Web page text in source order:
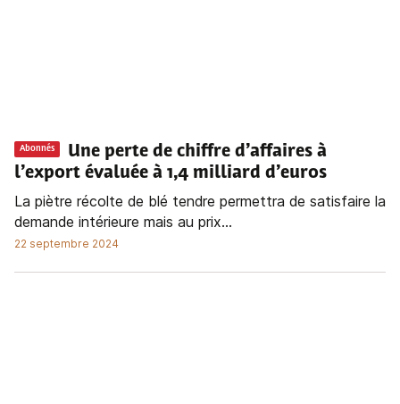
Abonnés
Une perte de chiffre d’affaires à
l’export évaluée à 1,4 milliard d’euros
La piètre récolte de blé tendre permettra de satisfaire la
demande intérieure mais au prix...
22 septembre 2024